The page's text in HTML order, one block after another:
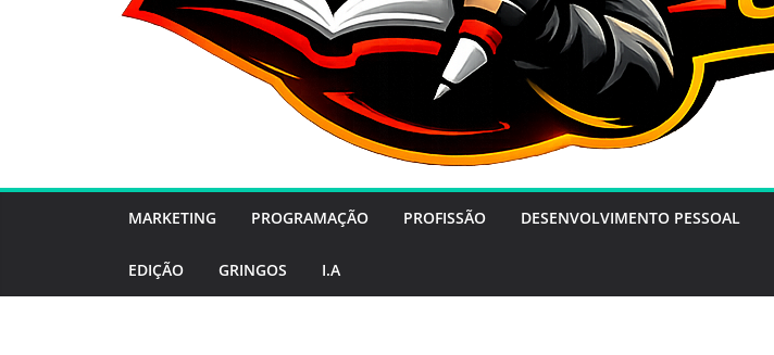
MARKETING PROGRAMAÇÃO PROFISSÃO DESENVOLVIMENTO PESSOAL
EDIÇÃO GRINGOS I.A